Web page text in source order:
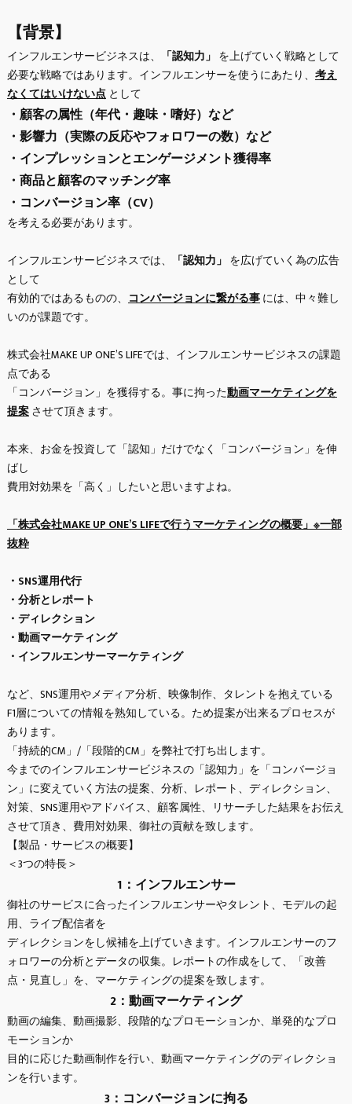
【背景】
インフルエンサービジネスは、 「認知力」 を上げていく戦略として
必要な戦略ではあります。インフルエンサーを使うにあたり、 考え
なくてはいけない点 として
・顧客の属性（年代・趣味・嗜好）など
・影響力（実際の反応やフォロワーの数）など
・インプレッションとエンゲージメント獲得率
・商品と顧客のマッチング率
・コンバージョン率（CV）
を考える必要があります。
インフルエンサービジネスでは、 「認知力」 を広げていく為の広告
として
有効的ではあるものの、 コンバージョンに繋がる事には、中々難し
いのが課題です。
株式会社MAKE UP ONE’S LIFEでは、インフルエンサービジネスの課題
点である
「コンバージョン」を獲得する。事に拘った動画マーケティングを
提案させて頂きます。
本来、お金を投資して「認知」だけでなく「コンバージョン」を伸
ばし
費用対効果を「高く」したいと思いますよね。
「株式会社MAKE UP ONE’S LIFEで行うマーケティングの概要」※一部
抜粋
・SNS運用代行
・分析とレポート
・ディレクション
・動画マーケティング
・インフルエンサーマーケティング
など、SNS運用やメディア分析、映像制作、タレントを抱えている
F1層についての情報を熟知している。ため提案が出来るプロセスが
あります。
「持続的CM」/「段階的CM」を弊社で打ち出します。
今までのインフルエンサービジネスの「認知力」を「コンバージョ
ン」に変えていく方法の提案、分析、レポート、ディレクション、
対策、SNS運用やアドバイス、顧客属性、リサーチした結果をお伝え
させて頂き、費用対効果、御社の貢献を致します。
【製品・サービスの概要】
＜3つの特長＞
1：インフルエンサー
御社のサービスに合ったインフルエンサーやタレント、モデルの起
用、ライブ配信者を
ディレクションをし候補を上げていきます。インフルエンサーのフ
ォロワーの分析とデータの収集。レポートの作成をして、「改善
点・見直し」を、マーケティングの提案を致します。
2：動画マーケティング
動画の編集、動画撮影、段階的なプロモーションか、単発的なプロ
モーションか
目的に応じた動画制作を行い、動画マーケティングのディレクショ
ンを行います。
3：コンバージョンに拘る